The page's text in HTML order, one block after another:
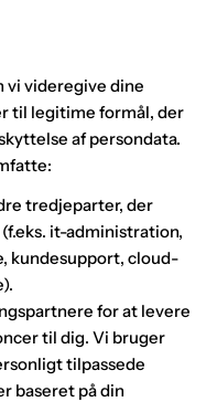
vi videregive dine
til legitime formål, der
af persondata.
tredjeparter, der
it-administration,
kundesupport, cloud-
for at levere
til dig. Vi bruger
tilpassede
baseret på din